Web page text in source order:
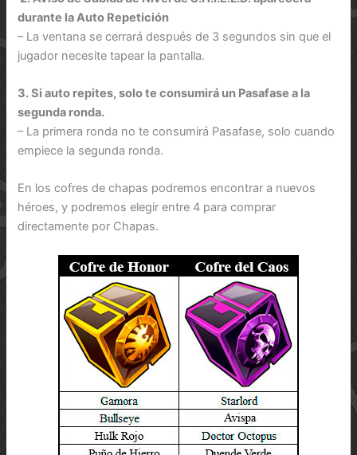
durante la Auto Repetición
– La ventana se cerrará después de 3 segundos sin que el
jugador necesite tapear la pantalla.
3. Si auto repites, solo te consumirá un Pasafase a la
segunda ronda.
– La primera ronda no te consumirá Pasafase, solo cuando
empiece la segunda ronda.
En los cofres de chapas podremos encontrar a nuevos
héroes, y podremos elegir entre 4 para comprar
directamente por Chapas.